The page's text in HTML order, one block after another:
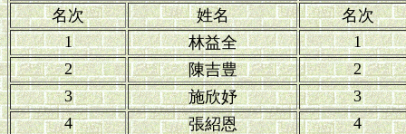
名次
姓名
名次
1
林益全
1
2
陳吉豊
2
3
施欣妤
3
4
張紹恩
4